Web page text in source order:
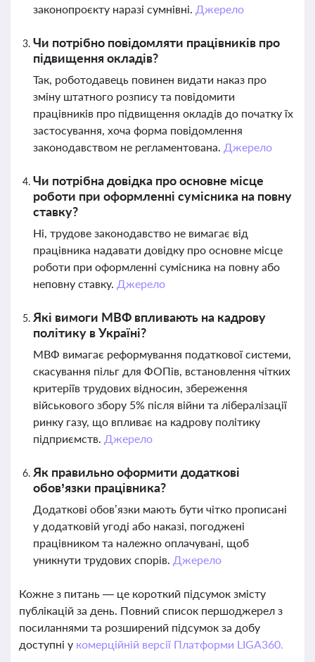
законопроєкту наразі сумнівні. Джерело
Чи потрібно повідомляти працівників про
підвищення окладів?
Так, роботодавець повинен видати наказ про
зміну штатного розпису та повідомити
працівників про підвищення окладів до початку їх
застосування, хоча форма повідомлення
законодавством не регламентована. Джерело
Чи потрібна довідка про основне місце
роботи при оформленні сумісника на повну
ставку?
Ні, трудове законодавство не вимагає від
працівника надавати довідку про основне місце
роботи при оформленні сумісника на повну або
неповну ставку. Джерело
Які вимоги МВФ впливають на кадрову
політику в Україні?
МВФ вимагає реформування податкової системи,
скасування пільг для ФОПів, встановлення чітких
критеріїв трудових відносин, збереження
військового збору 5% після війни та лібералізації
ринку газу, що впливає на кадрову політику
підприємств. Джерело
Як правильно оформити додаткові
обов’язки працівника?
Додаткові обов’язки мають бути чітко прописані
у додатковій угоді або наказі, погоджені
працівником та належно оплачувані, щоб
уникнути трудових спорів. Джерело
Кожне з питань — це короткий підсумок змісту
публікацій за день. Повний список першоджерел з
посиланнями та розширений підсумок за добу
доступні у комерційній версії Платформи LIGA360.